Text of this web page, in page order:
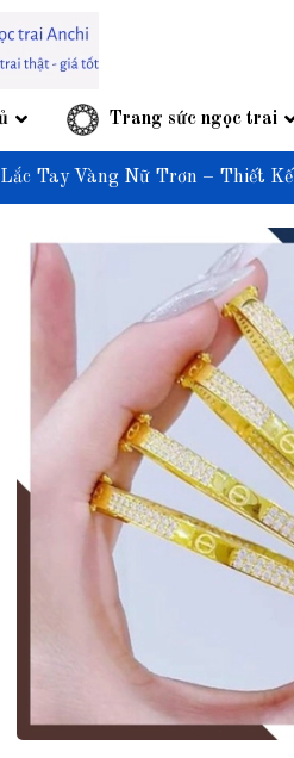
Trang sức ngọc trai
Lắc Tay Vàng Nữ Trơn – Thiết